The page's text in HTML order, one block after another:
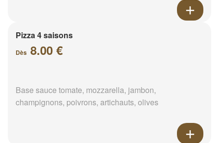
Pizza 4 saisons
Dès 8.00 €
Base sauce tomate, mozzarella, jambon,
champignons, poivrons, artichauts, olives